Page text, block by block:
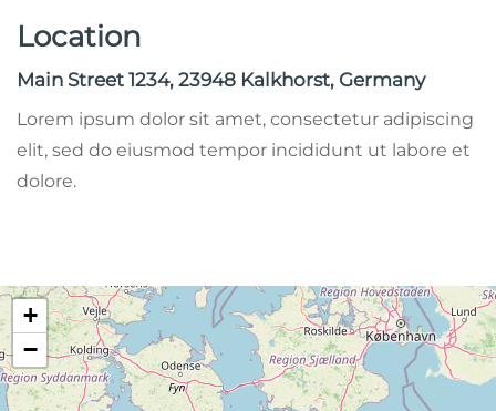
Location
Main Street 1234, 23948 Kalkhorst, Germany
Lorem ipsum dolor sit amet, consectetur adipiscing
elit, sed do eiusmod tempor incididunt ut labore et
dolore.
+
−